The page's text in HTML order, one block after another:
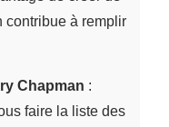
contribue à remplir
Chapman :
faire la liste des